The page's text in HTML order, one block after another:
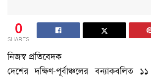
0
SHARES
নিজস্ব প্রতিবেদক
দেশের দক্ষিণ-পূর্বাঞ্চলের বন্যাকবলিত